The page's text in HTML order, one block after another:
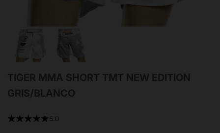
TIGER MMA SHORT TMT NEW EDITION
GRIS/BLANCO
★★★★★5.0